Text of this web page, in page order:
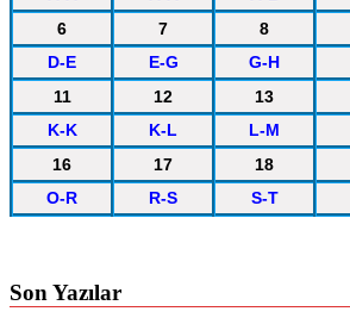
6
7 8
D-E
E-G G-H
11
12 13
K-K
K-L L-M
16
17 18
O-R
R-S S-T
Son Yazılar